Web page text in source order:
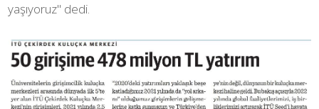
yaşıyoruz" dedi.